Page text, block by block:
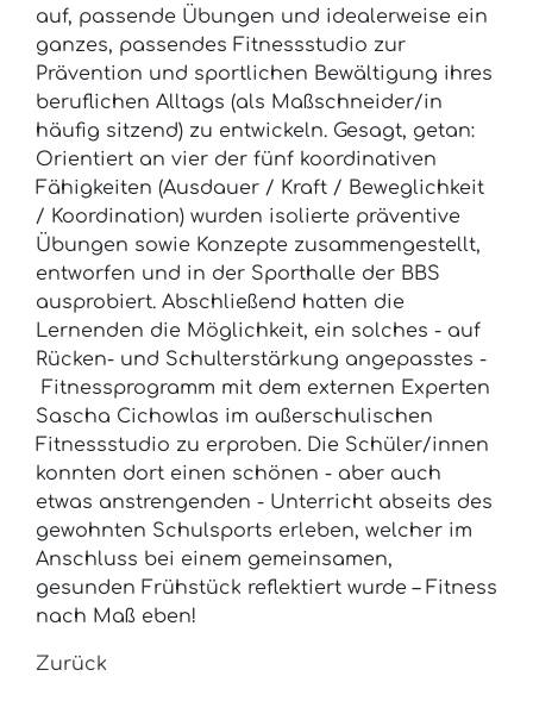
auf, passende Übungen und idealerweise ein
ganzes, passendes Fitnessstudio zur
Prävention und sportlichen Bewältigung ihres
beruflichen Alltags (als Maßschneider/in
häufig sitzend) zu entwickeln. Gesagt, getan:
Orientiert an vier der fünf koordinativen
Fähigkeiten (Ausdauer / Kraft / Beweglichkeit
/ Koordination) wurden isolierte präventive
Übungen sowie Konzepte zusammengestellt,
entworfen und in der Sporthalle der BBS
ausprobiert. Abschließend hatten die
Lernenden die Möglichkeit, ein solches - auf
Rücken- und Schulterstärkung angepasstes -
Fitnessprogramm mit dem externen Experten
Sascha Cichowlas im außerschulischen
Fitnessstudio zu erproben. Die Schüler/innen
konnten dort einen schönen - aber auch
etwas anstrengenden - Unterricht abseits des
gewohnten Schulsports erleben, welcher im
Anschluss bei einem gemeinsamen,
gesunden Frühstück reflektiert wurde – Fitness
nach Maß eben!
Zurück